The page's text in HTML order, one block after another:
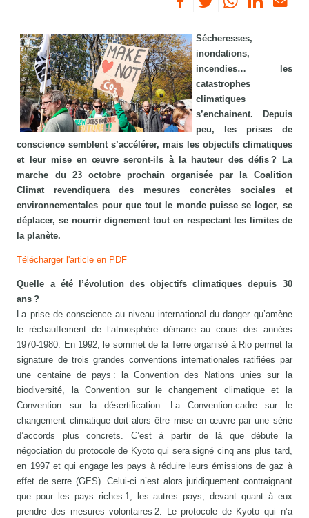
Sécheresses,
inondations,
incendies… les
catastrophes
climatiques
s’enchainent. Depuis
peu, les prises de
conscience semblent s’accélérer, mais les objectifs climatiques
et leur mise en œuvre seront-ils à la hauteur des défis ? La
marche du 23 octobre prochain organisée par la Coalition
Climat revendiquera des mesures concrètes sociales et
environnementales pour que tout le monde puisse se loger, se
déplacer, se nourrir dignement tout en respectant les limites de
la planète.
Télécharger l'article en PDF
Quelle a été l’évolution des objectifs climatiques depuis 30
ans ?
La prise de conscience au niveau international du danger qu’amène
le réchauffement de l’atmosphère démarre au cours des années
1970-1980. En 1992, le sommet de la Terre organisé à Rio permet la
signature de trois grandes conventions internationales ratifiées par
une centaine de pays : la Convention des Nations unies sur la
biodiversité, la Convention sur le changement climatique et la
Convention sur la désertification. La Convention-cadre sur le
changement climatique doit alors être mise en œuvre par une série
d’accords plus concrets. C’est à partir de là que débute la
négociation du protocole de Kyoto qui sera signé cinq ans plus tard,
en 1997 et qui engage les pays à réduire leurs émissions de gaz à
effet de serre (GES). Celui-ci n’est alors juridiquement contraignant
que pour les pays riches 1, les autres pays, devant quant à eux
prendre des mesures volontaires 2. Le protocole de Kyoto qui n’a